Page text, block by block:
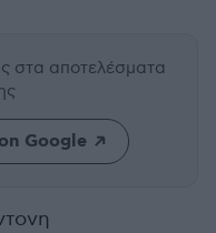
στα αποτελέσματα
Google